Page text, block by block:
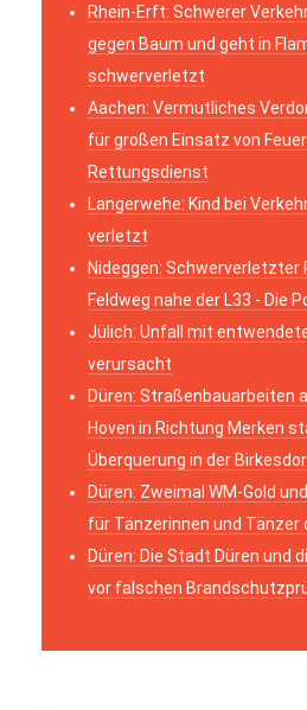
Rhein-Erft: Schwerer
gegen Baum und geht in
schwerverletzt
Aachen: Vermutliches
für großen Einsatz von
Rettungsdienst
Langerwehe: Kind bei
verletzt
Nideggen: Schwerverletzter
Feldweg nahe der L33 - Die
Jülich: Unfall mit
verursacht
Düren: Straßenbauarbeiten
Hoven in Richtung Merken
Überquerung in der
Düren: Zweimal WM-Gold
für Tänzerinnen und Tänzer
Düren: Die Stadt Düren und
vor falschen